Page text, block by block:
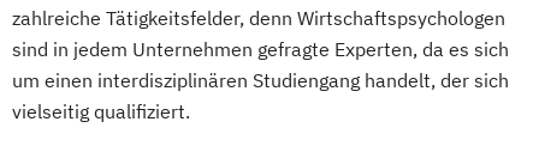
zahlreiche Tätigkeitsfelder, denn Wirtschaftspsychologen
sind in jedem Unternehmen gefragte Experten, da es sich
um einen interdisziplinären Studiengang handelt, der sich
vielseitig qualifiziert.